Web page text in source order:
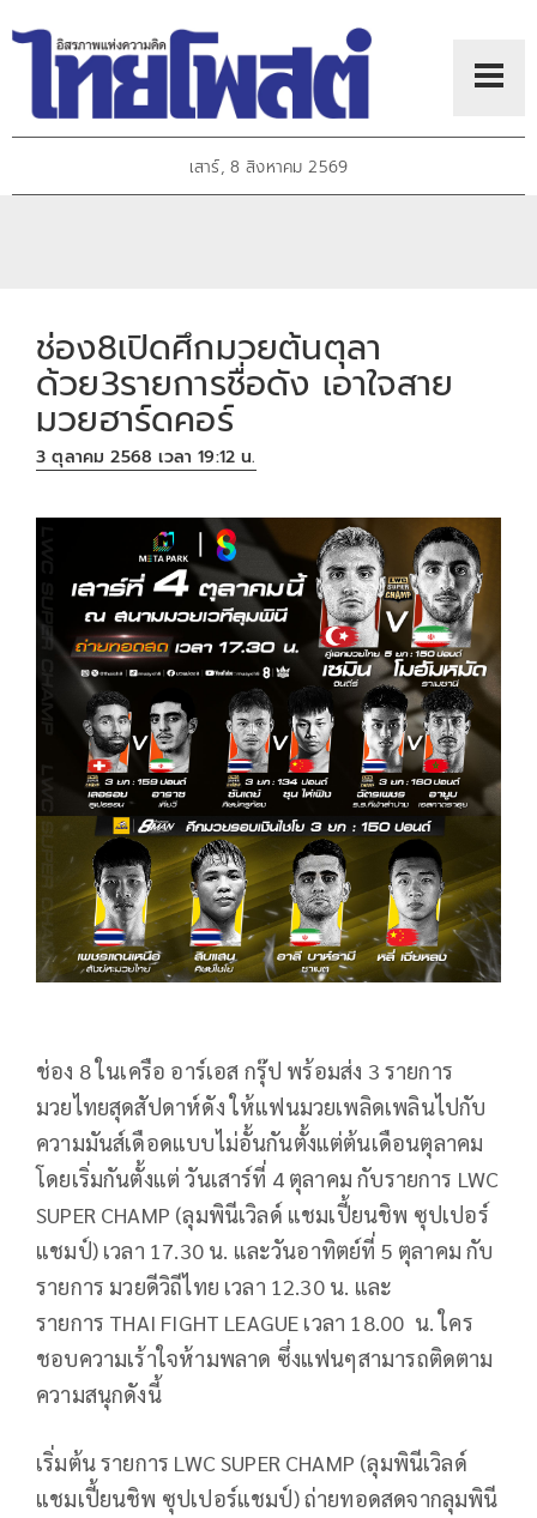
เสาร์, 8 สิงหาคม 2569
ช่อง8เปิดศึกมวยต้นตุลา
ด้วย3รายการชื่อดัง เอาใจสาย
มวยฮาร์ดคอร์
3 ตุลาคม 2568 เวลา 19:12 น.
ช่อง 8 ในเครือ อาร์เอส กรุ๊ป พร้อมส่ง 3 รายการ
มวยไทยสุดสัปดาห์ดัง ให้แฟนมวยเพลิดเพลินไปกับ
ความมันส์เดือดแบบไม่อั้นกันตั้งแต่ต้นเดือนตุลาคม
โดยเริ่มกันตั้งแต่ วันเสาร์ที่ 4 ตุลาคม กับรายการ LWC
SUPER CHAMP (ลุมพินีเวิลด์ แชมเปี้ยนชิพ ซุปเปอร์
แชมป์) เวลา 17.30 น. และวันอาทิตย์ที่ 5 ตุลาคม กับ
รายการ มวยดีวิถีไทย เวลา 12.30 น. และ
รายการ THAI FIGHT LEAGUE เวลา 18.00 น. ใคร
ชอบความเร้าใจห้ามพลาด ซึ่งแฟนๆสามารถติดตาม
ความสนุกดังนี้
เริ่มต้น รายการ LWC SUPER CHAMP (ลุมพินีเวิลด์
แชมเปี้ยนชิพ ซุปเปอร์แชมป์) ถ่ายทอดสดจากลุมพินี